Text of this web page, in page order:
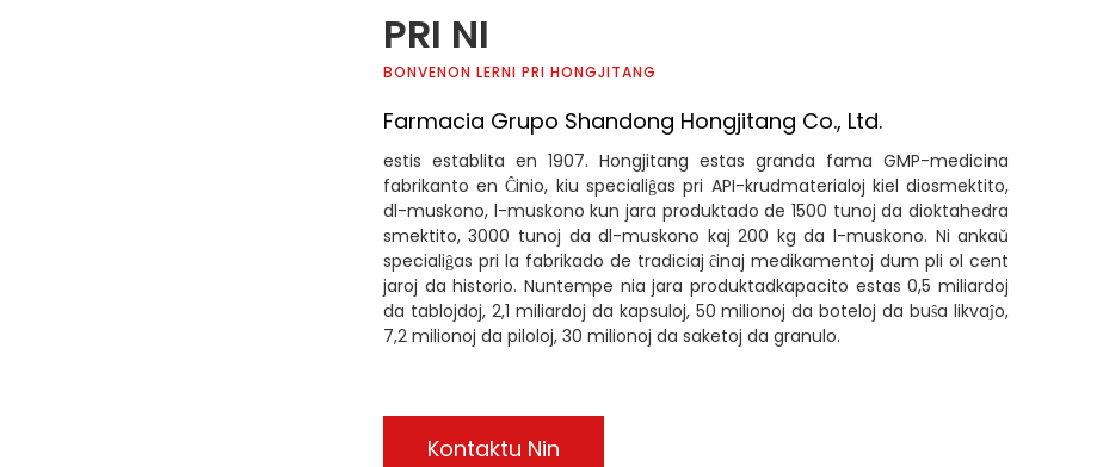
PRI NI
BONVENON LERNI PRI HONGJITANG
Farmacia Grupo Shandong Hongjitang Co., Ltd.
estis establita en 1907. Hongjitang estas granda fama GMP-medicina
fabrikanto en Ĉinio, kiu specialiĝas pri API-krudmaterialoj kiel diosmektito,
dl-muskono, l-muskono kun jara produktado de 1500 tunoj da dioktahedra
smektito, 3000 tunoj da dl-muskono kaj 200 kg da l-muskono. Ni ankaŭ
specialiĝas pri la fabrikado de tradiciaj ĉinaj medikamentoj dum pli ol cent
jaroj da historio. Nuntempe nia jara produktadkapacito estas 0,5 miliardoj
da tablojdoj, 2,1 miliardoj da kapsuloj, 50 milionoj da boteloj da buŝa likvaĵo,
7,2 milionoj da piloloj, 30 milionoj da saketoj da granulo.
Kontaktu Nin